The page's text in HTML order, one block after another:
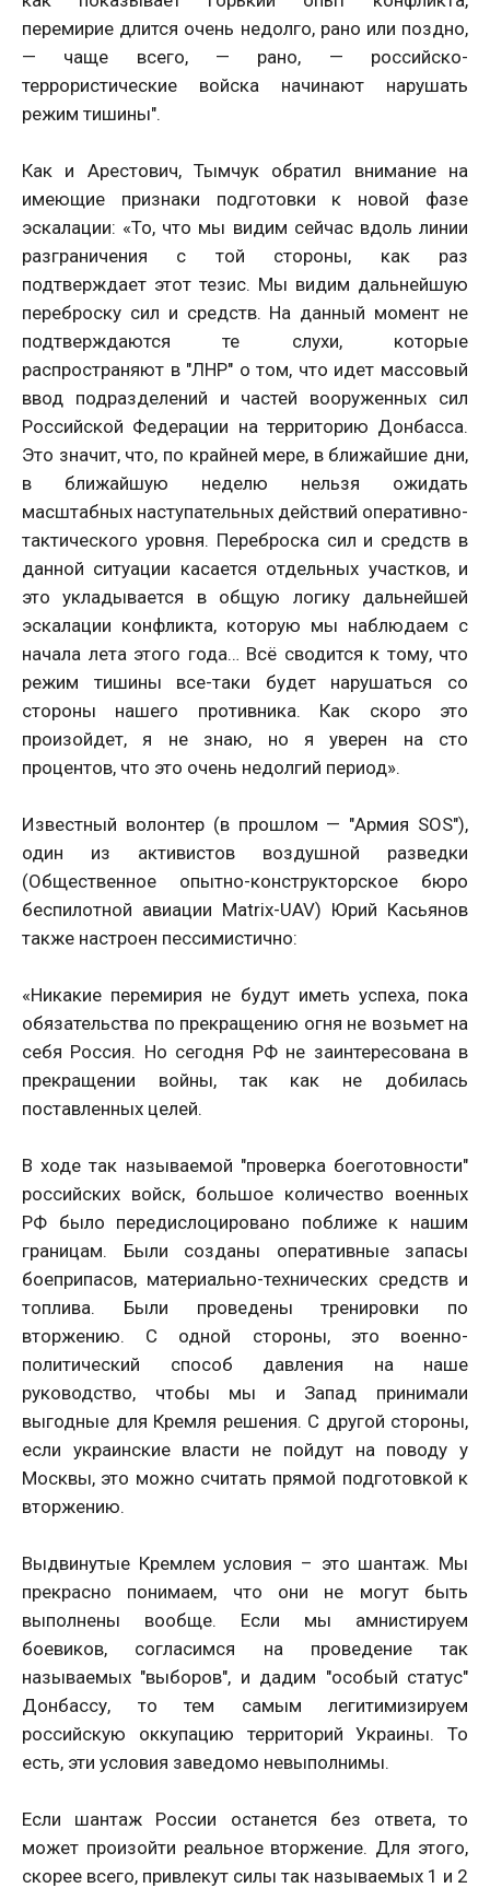
перемирие длится очень недолго, рано или поздно,
— чаще всего, — рано, — российско-
террористические войска начинают нарушать
режим тишины".
Как и Арестович, Тымчук обратил внимание на
имеющие признаки подготовки к новой фазе
эскалации: «То, что мы видим сейчас вдоль линии
разграничения с той стороны, как раз
подтверждает этот тезис. Мы видим дальнейшую
переброску сил и средств. На данный момент не
подтверждаются те слухи, которые
распространяют в "ЛНР" о том, что идет массовый
ввод подразделений и частей вооруженных сил
Российской Федерации на территорию Донбасса.
Это значит, что, по крайней мере, в ближайшие дни,
в ближайшую неделю нельзя ожидать
масштабных наступательных действий оперативно-
тактического уровня. Переброска сил и средств в
данной ситуации касается отдельных участков, и
это укладывается в общую логику дальнейшей
эскалации конфликта, которую мы наблюдаем с
начала лета этого года… Всё сводится к тому, что
режим тишины все-таки будет нарушаться со
стороны нашего противника. Как скоро это
произойдет, я не знаю, но я уверен на сто
процентов, что это очень недолгий период».
Известный волонтер (в прошлом — "Армия SOS"),
один из активистов воздушной разведки
(Общественное опытно-конструкторское бюро
беспилотной авиации Matrix-UAV) Юрий Касьянов
также настроен пессимистично:
«Никакие перемирия не будут иметь успеха, пока
обязательства по прекращению огня не возьмет на
себя Россия. Но сегодня РФ не заинтересована в
прекращении войны, так как не добилась
поставленных целей.
В ходе так называемой "проверка боеготовности"
российских войск, большое количество военных
РФ было передислоцировано поближе к нашим
границам. Были созданы оперативные запасы
боеприпасов, материально-технических средств и
топлива. Были проведены тренировки по
вторжению. С одной стороны, это военно-
политический способ давления на наше
руководство, чтобы мы и Запад принимали
выгодные для Кремля решения. С другой стороны,
если украинские власти не пойдут на поводу у
Москвы, это можно считать прямой подготовкой к
вторжению.
Выдвинутые Кремлем условия – это шантаж. Мы
прекрасно понимаем, что они не могут быть
выполнены вообще. Если мы амнистируем
боевиков, согласимся на проведение так
называемых "выборов", и дадим "особый статус"
Донбассу, то тем самым легитимизируем
российскую оккупацию территорий Украины. То
есть, эти условия заведомо невыполнимы.
Если шантаж России останется без ответа, то
может произойти реальное вторжение. Для этого,
скорее всего, привлекут силы так называемых 1 и 2